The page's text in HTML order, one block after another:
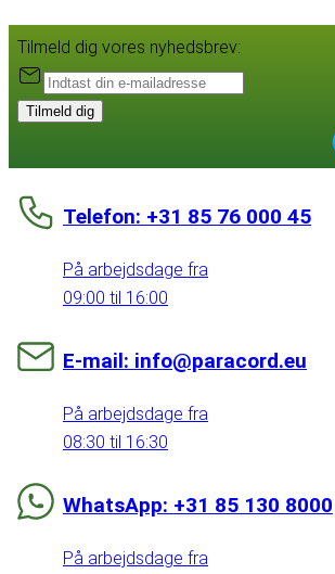
Tilmeld dig vores nyhedsbrev:
Tilmeld dig
Telefon: +31 85 76 000 45
På arbejdsdage fra
09:00 til 16:00
E-mail: info@paracord.eu
På arbejdsdage fra
08:30 til 16:30
WhatsApp: +31 85 130 8000
På arbejdsdage fra